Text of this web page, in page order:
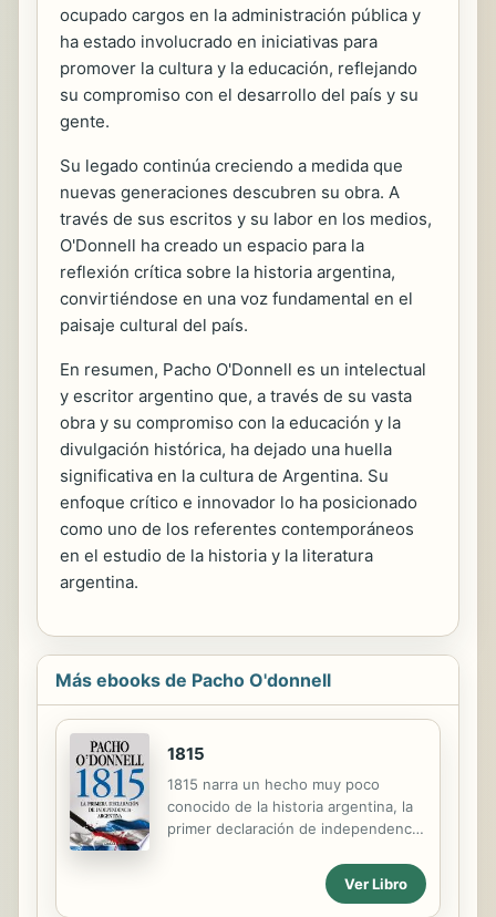
ocupado cargos en la administración pública y
ha estado involucrado en iniciativas para
promover la cultura y la educación, reflejando
su compromiso con el desarrollo del país y su
gente.
Su legado continúa creciendo a medida que
nuevas generaciones descubren su obra. A
través de sus escritos y su labor en los medios,
O'Donnell ha creado un espacio para la
reflexión crítica sobre la historia argentina,
convirtiéndose en una voz fundamental en el
paisaje cultural del país.
En resumen, Pacho O'Donnell es un intelectual
y escritor argentino que, a través de su vasta
obra y su compromiso con la educación y la
divulgación histórica, ha dejado una huella
significativa en la cultura de Argentina. Su
enfoque crítico e innovador lo ha posicionado
como uno de los referentes contemporáneos
en el estudio de la historia y la literatura
argentina.
Más ebooks de Pacho O'donnell
1815
1815 narra un hecho muy poco
conocido de la historia argentina, la
primer declaración de independencia
los historiadores liberales se han
Ver Libro